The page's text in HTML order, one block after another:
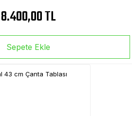
8.400,00 TL
Sepete Ekle